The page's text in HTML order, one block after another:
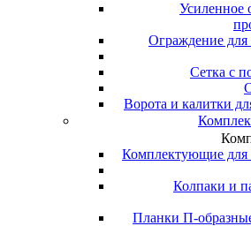
Усиленное
Ограждение
Сетка с
Ворота и калитки
Комплектующие для
Колпаки и
Планки П-